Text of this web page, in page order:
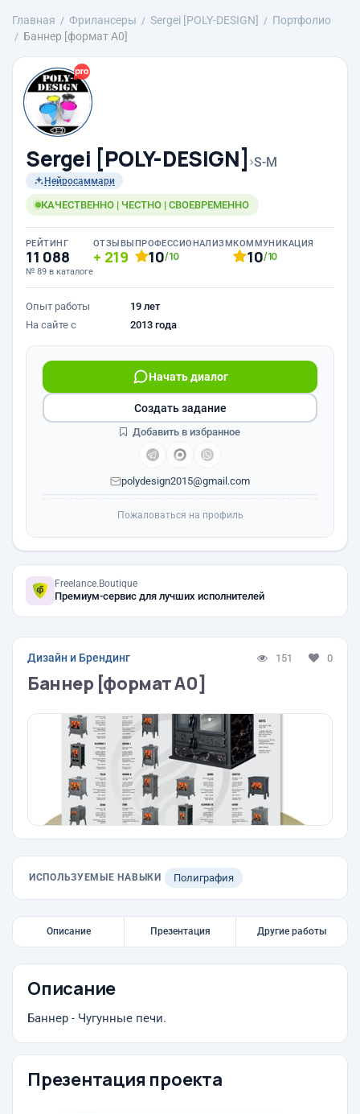
Главная Фрилансеры Sergei [POLY-DESIGN]
Портфолио
Баннер [формат А0]
Sergei [POLY-DESIGN] ›S-M
Нейросаммари
КАЧЕСТВЕННО | ЧЕСТНО | СВОЕВРЕМЕННО
РЕЙТИНГ
11 088
№ 89 в каталоге
ОТЗЫВЫ
219
ПРОФЕССИОНАЛИЗМ
10/10
КОММУНИКАЦИЯ
10/10
Опыт работы
19 лет
На сайте с
2013 года
Начать диалог
polydesign2015@gmail.com
Создать задание
Добавить в избранное
Пожаловаться на профиль
Freelance.Boutique
Премиум-сервис для лучших исполнителей
Дизайн и Брендинг 151 0
Баннер [формат А0]
ИСПОЛЬЗУЕМЫЕ НАВЫКИ Полиграфия
Описание Презентация Другие работы
Описание
Баннер - Чугунные печи.
Презентация проекта